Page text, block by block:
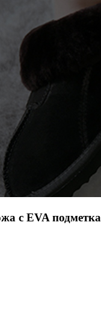
с EVA подметка